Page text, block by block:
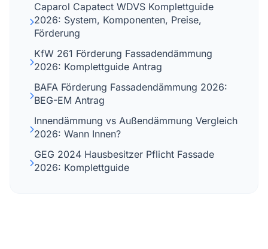
Caparol Capatect WDVS Komplettguide
2026: System, Komponenten, Preise,
Förderung
KfW 261 Förderung Fassadendämmung
2026: Komplettguide Antrag
BAFA Förderung Fassadendämmung 2026:
BEG-EM Antrag
Innendämmung vs Außendämmung Vergleich
2026: Wann Innen?
GEG 2024 Hausbesitzer Pflicht Fassade
2026: Komplettguide